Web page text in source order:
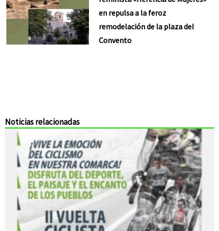
en repulsa a la feroz
remodelación de la plaza del
Convento
Noticias relacionadas